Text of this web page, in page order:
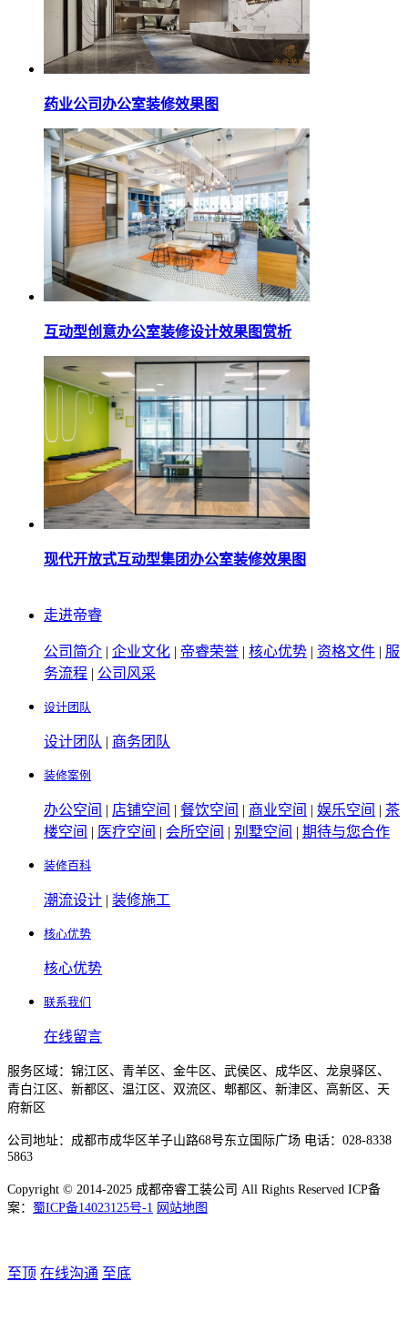
药业公司办公室装修效果图
互动型创意办公室装修设计效果图赏析
现代开放式互动型集团办公室装修效果图
走进帝睿
公司简介 | 企业文化 | 帝睿荣誉 | 核心优势 | 资格文件 | 服
务流程 | 公司风采
设计团队
设计团队 | 商务团队
装修案例
办公空间 | 店铺空间 | 餐饮空间 | 商业空间 | 娱乐空间 | 茶
楼空间 | 医疗空间 | 会所空间 | 别墅空间 | 期待与您合作
装修百科
潮流设计 | 装修施工
核心优势
核心优势
联系我们
在线留言
服务区域：锦江区、青羊区、金牛区、武侯区、成华区、龙泉驿区、
青白江区、新都区、温江区、双流区、郫都区、新津区、高新区、天
府新区
公司地址：成都市成华区羊子山路68号东立国际广场 电话：028-8338
5863
Copyright © 2014-2025 成都帝睿工装公司 All Rights Reserved ICP备
案： 蜀ICP备14023125号-1 网站地图
至顶 在线沟通 至底